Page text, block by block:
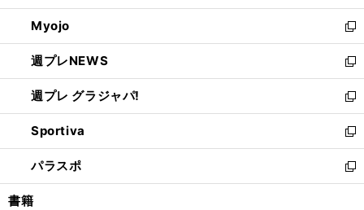
開
く
ウ
で
開
く
ン
ド
ウ
で
開
く
ウ
ィ
ン
ド
ウ
で
開
く
Myojo
新
し
い
ウ
ィ
ン
ド
ウ
で
開
週プレNEWS
新
し
い
ウ
ィ
ン
ド
ウ
週プレ グラジャパ!
新
し
い
ウ
ィ
ン
Sportiva
新
し
い
ウ
パラスポ
新
し
書籍